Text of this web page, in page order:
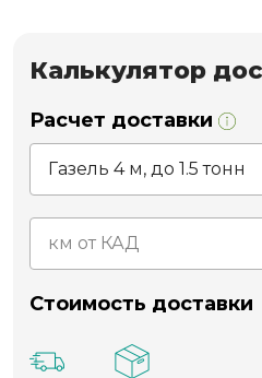
Калькулятор
Расчет доставки
Стоимость доставки